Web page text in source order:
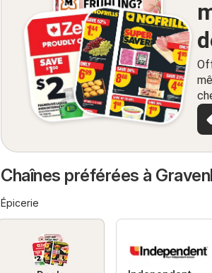
Chaînes préférées à
Épicerie